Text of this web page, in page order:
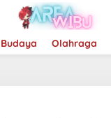
Budaya Olahraga